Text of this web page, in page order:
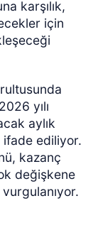
karşılık,
için
yılı
aylık
ifade ediliyor.
kazanç
değişkene